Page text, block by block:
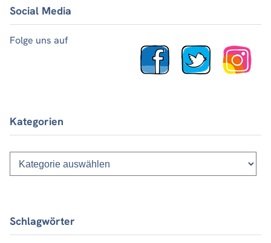
Social Media
Folge uns auf
Kategorien
Kategorien
Schlagwörter